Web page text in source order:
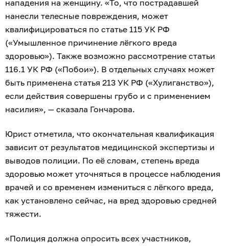
нападения на женщину. «То, что пострадавшей
нанесли телесные повреждения, может
квалифицироваться по статье 115 УК РФ
(«Умышленное причинение лёгкого вреда
здоровью»). Также возможно рассмотрение статьи
116.1 УК РФ («Побои»). В отдельных случаях может
быть применена статья 213 УК РФ («Хулиганство»),
если действия совершены грубо и с применением
насилия», — сказала Гончарова.
Юрист отметила, что окончательная квалификация
зависит от результатов медицинской экспертизы и
выводов полиции. По её словам, степень вреда
здоровью может уточняться в процессе наблюдения
врачей и со временем измениться с лёгкого вреда,
как установлено сейчас, на вред здоровью средней
тяжести.
«Полиция должна опросить всех участников,